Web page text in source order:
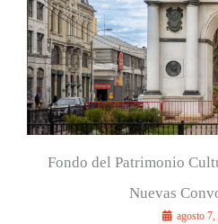
Fondo del Patrimonio
Nuevas
agosto 7,